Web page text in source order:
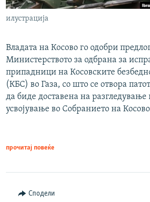
илустрација
Владата на Косово го одобри
Министерството за одбрана за
припадници на Косовските
(КБС) во Газа, со што се отвора
да биде доставена на разгледување
усвојување во Собранието на
прочитај повеќе
Сподели